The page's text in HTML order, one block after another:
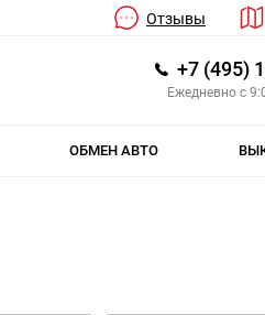
Отзывы
+7 (495)
Ежедневно с
ОБМЕН АВТО